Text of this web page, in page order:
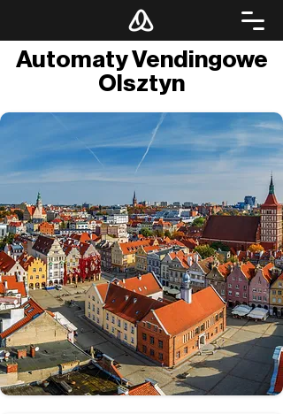
Automaty Vendingowe
Olsztyn